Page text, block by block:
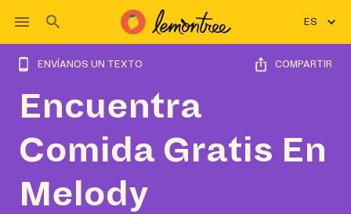
ES
ENVÍANOS UN TEXTO COMPARTIR
Encuentra
Comida Gratis En
Melody